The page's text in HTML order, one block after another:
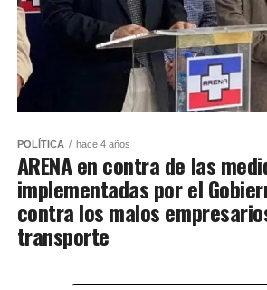
POLÍTICA hace 4 años
ARENA en contra de las
implementadas por el
contra los malos
transporte